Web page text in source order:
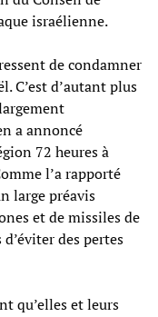
israélienne.
de condamner
C’est d’autant plus
a annoncé
72 heures à
l’a rapporté
large préavis
et de missiles de
des pertes
qu’elles et leurs